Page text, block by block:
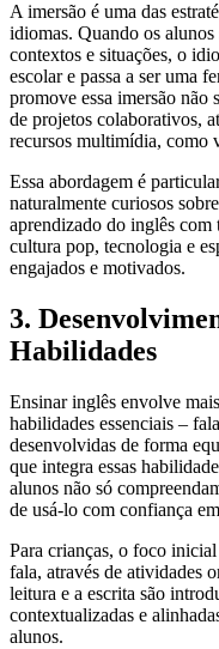
A imersão é uma das
idiomas. Quando os
contextos e situações, o
escolar e passa a ser uma
promove essa imersão não
de projetos colaborativos,
recursos multimídia, como
Essa abordagem é
naturalmente curiosos
aprendizado do inglês com
cultura pop, tecnologia e
engajados e motivados.
3.
Habilidades
Ensinar inglês envolve
habilidades essenciais –
desenvolvidas de forma
que integra essas
alunos não só
de usá-lo com confiança
Para crianças, o foco
fala, através de atividades
leitura e a escrita são
contextualizadas e
alunos.